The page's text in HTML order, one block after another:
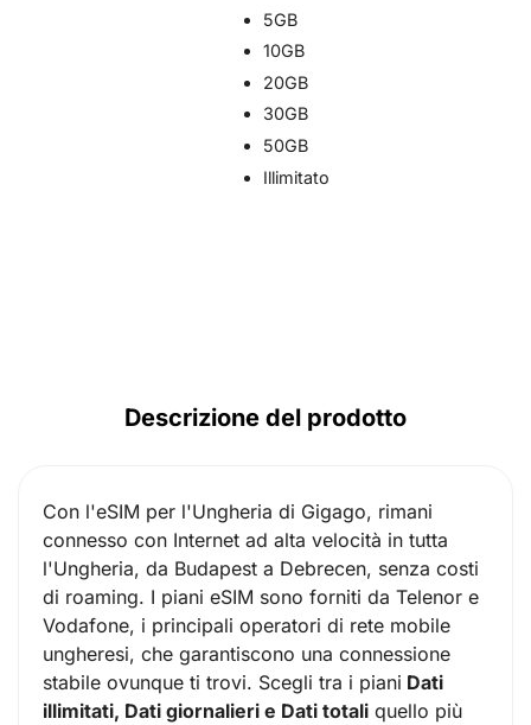
5GB
10GB
20GB
30GB
50GB
Illimitato
Descrizione del prodotto
Con l'eSIM per l'Ungheria di Gigago, rimani
connesso con Internet ad alta velocità in tutta
l'Ungheria, da Budapest a Debrecen, senza costi
di roaming. I piani eSIM sono forniti da Telenor e
Vodafone, i principali operatori di rete mobile
ungheresi, che garantiscono una connessione
stabile ovunque ti trovi. Scegli tra i piani Dati
illimitati, Dati giornalieri e Dati totali quello più